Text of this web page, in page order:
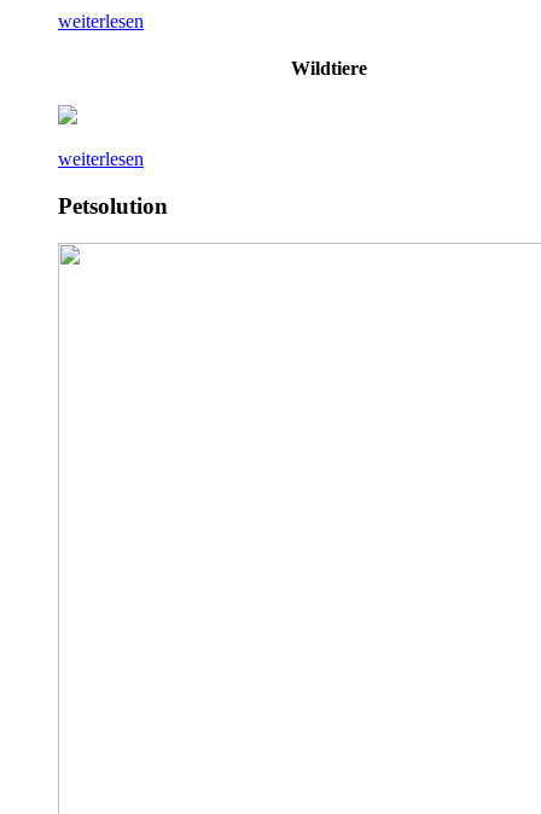
weiterlesen
Wildtiere
weiterlesen
Petsolution